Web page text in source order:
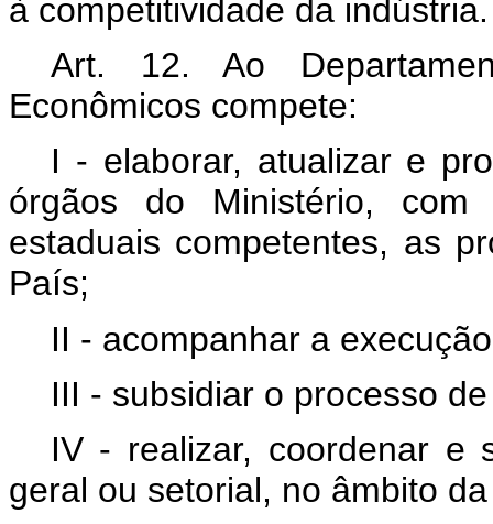
à competitividade da indústria.
Art. 12. Ao
Econômicos compete:
I - elaborar, atualizar e
órgãos do Ministério,
estaduais competentes, as
País;
II - acompanhar a
III - subsidiar o processo
IV - realizar, coordenar e
geral ou setorial, no âmbito